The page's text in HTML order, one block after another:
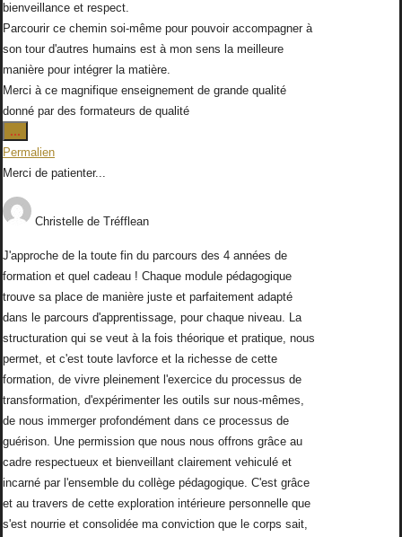
bienveillance et respect.
Parcourir ce chemin soi-même pour pouvoir accompagner à
son tour d'autres humains est à mon sens la meilleure
manière pour intégrer la matière.
Merci à ce magnifique enseignement de grande qualité
donné par des formateurs de qualité
...
cette
boîte
méta.
Permalien
Merci de patienter...
Christelle de Tréfflean
J'approche de la toute fin du parcours des 4 années de
formation et quel cadeau ! Chaque module pédagogique
trouve sa place de manière juste et parfaitement adapté
dans le parcours d'apprentissage, pour chaque niveau. La
structuration qui se veut à la fois théorique et pratique, nous
permet, et c'est toute lavforce et la richesse de cette
formation, de vivre pleinement l'exercice du processus de
transformation, d'expérimenter les outils sur nous-mêmes,
de nous immerger profondément dans ce processus de
guérison. Une permission que nous nous offrons grâce au
cadre respectueux et bienveillant clairement vehiculé et
incarné par l'ensemble du collège pédagogique. C'est grâce
et au travers de cette exploration intérieure personnelle que
s'est nourrie et consolidée ma conviction que le corps sait,